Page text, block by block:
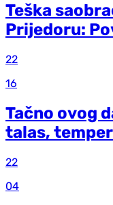
Teška
Prijedoru:
22
16
Tačno ovog
talas,
22
04